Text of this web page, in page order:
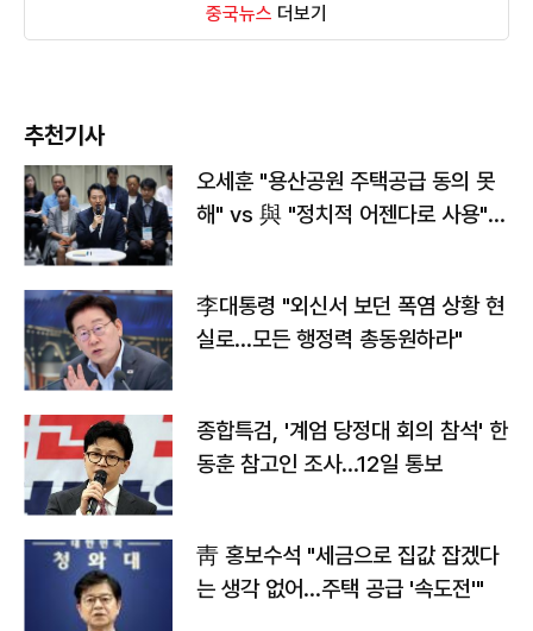
중국뉴스 더보기
추천기사
오세훈 "용산공원 주택공급 동의 못
해" vs 與 "정치적 어젠다로 사용"
李대통령 "외신서 보던 폭염 상황 현
실로…모든 행정력 총동원하라"
종합특검, '계엄 당정대 회의 참석' 한
동훈 참고인 조사...12일 통보
靑 홍보수석 "세금으로 집값 잡겠다
는 생각 없어…주택 공급 '속도전'"